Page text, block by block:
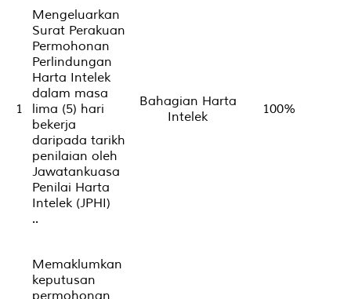
1
Mengeluarkan
Surat Perakuan
Permohonan
Perlindungan
Harta Intelek
dalam masa
lima (5) hari
bekerja
daripada tarikh
penilaian oleh
Jawatankuasa
Penilai Harta
Intelek (JPHI)
..
Bahagian Harta
Intelek
100%
Memaklumkan
keputusan
permohonan